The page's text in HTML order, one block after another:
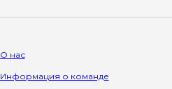
О нас
Информация о команде